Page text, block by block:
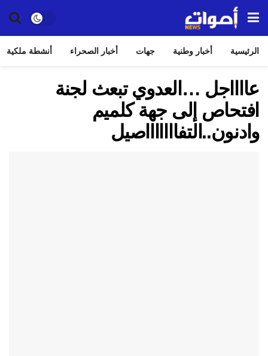
الرئيسية أخبار وطنية جهات أخبار الصحراء أنشطة ملكية
عااااجل …العدوي تبعث لجنة
افتحاص إلى جهة كلميم
وادنون..التفاااااااصيل